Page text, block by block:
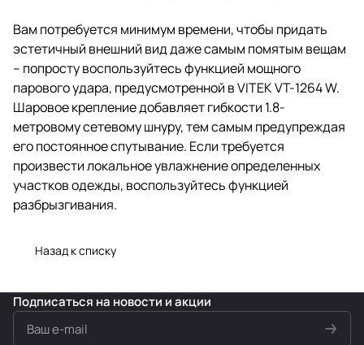
Вам потребуется минимум времени, чтобы придать
эстетичный внешний вид даже самым помятым вещам
– попросту воспользуйтесь функцией мощного
парового удара, предусмотренной в VITEK VT-1264 W.
Шаровое крепление добавляет гибкости 1.8-
метровому сетевому шнуру, тем самым предупреждая
его постоянное спутывание. Если требуется
произвести локальное увлажнение определенных
участков одежды, воспользуйтесь функцией
разбрызгивания.
Назад к списку
Подписаться на новости и акции